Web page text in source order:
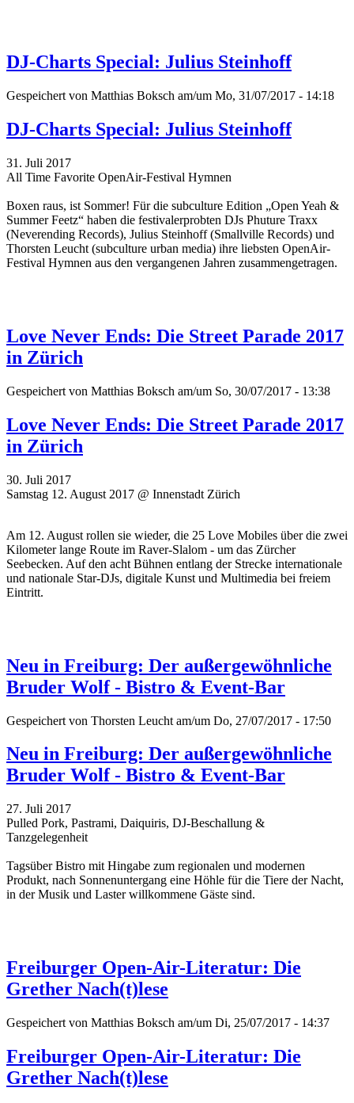
DJ-Charts Special: Julius Steinhoff
Gespeichert von Matthias Boksch am/um Mo, 31/07/2017 - 14:18
DJ-Charts Special: Julius Steinhoff
31. Juli 2017
All Time Favorite OpenAir-Festival Hymnen
Boxen raus, ist Sommer! Für die subculture Edition „Open Yeah &
Summer Feetz“ haben die festivalerprobten DJs Phuture Traxx
(Neverending Records), Julius Steinhoff (Smallville Records) und
Thorsten Leucht (subculture urban media) ihre liebsten OpenAir-
Festival Hymnen aus den vergangenen Jahren zusammengetragen.
Love Never Ends: Die Street Parade 2017
in Zürich
Gespeichert von Matthias Boksch am/um So, 30/07/2017 - 13:38
Love Never Ends: Die Street Parade 2017
in Zürich
30. Juli 2017
Samstag 12. August 2017 @ Innenstadt Zürich
Am 12. August rollen sie wieder, die 25 Love Mobiles über die zwei
Kilometer lange Route im Raver-Slalom - um das Zürcher
Seebecken. Auf den acht Bühnen entlang der Strecke internationale
und nationale Star-DJs, digitale Kunst und Multimedia bei freiem
Eintritt.
Neu in Freiburg: Der außergewöhnliche
Bruder Wolf - Bistro & Event-Bar
Gespeichert von Thorsten Leucht am/um Do, 27/07/2017 - 17:50
Neu in Freiburg: Der außergewöhnliche
Bruder Wolf - Bistro & Event-Bar
27. Juli 2017
Pulled Pork, Pastrami, Daiquiris, DJ-Beschallung &
Tanzgelegenheit
Tagsüber Bistro mit Hingabe zum regionalen und modernen
Produkt, nach Sonnenuntergang eine Höhle für die Tiere der Nacht,
in der Musik und Laster willkommene Gäste sind.
Freiburger Open-Air-Literatur: Die
Grether Nach(t)lese
Gespeichert von Matthias Boksch am/um Di, 25/07/2017 - 14:37
Freiburger Open-Air-Literatur: Die
Grether Nach(t)lese